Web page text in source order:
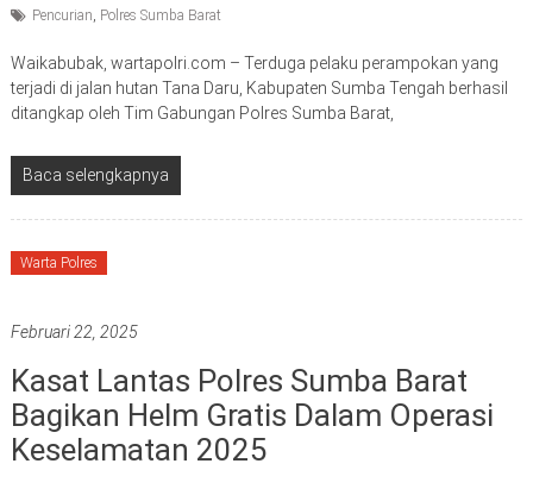
Pencurian, Polres Sumba Barat
Waikabubak, wartapolri.com – Terduga pelaku perampokan yang
terjadi di jalan hutan Tana Daru, Kabupaten Sumba Tengah berhasil
ditangkap oleh Tim Gabungan Polres Sumba Barat,
Baca selengkapnya
Warta Polres
Februari 22, 2025
Kasat Lantas Polres Sumba Barat
Bagikan Helm Gratis Dalam Operasi
Keselamatan 2025